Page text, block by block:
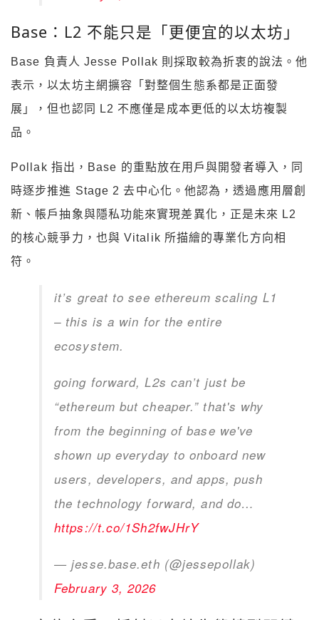
Base：L2 不能只是「更便宜的以太坊」
Base 負責人 Jesse Pollak 則採取較為折衷的說法。他
表示，以太坊主網擴容「對整個生態系都是正面發
展」，但也認同 L2 不應僅是成本更低的以太坊複製
品。
Pollak 指出，Base 的重點放在用戶與開發者導入，同
時逐步推進 Stage 2 去中心化。他認為，透過應用層創
新、帳戶抽象與隱私功能來實現差異化，正是未來 L2
的核心競爭力，也與 Vitalik 所描繪的專業化方向相
符。
it’s great to see ethereum scaling L1
– this is a win for the entire
ecosystem.
going forward, L2s can’t just be
“ethereum but cheaper.” that's why
from the beginning of base we've
shown up everyday to onboard new
users, developers, and apps, push
the technology forward, and do…
https://t.co/1Sh2fwJHrY
— jesse.base.eth (@jessepollak)
February 3, 2026